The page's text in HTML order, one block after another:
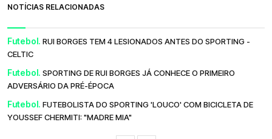
NOTÍCIAS RELACIONADAS
Futebol. RUI BORGES TEM 4 LESIONADOS ANTES DO SPORTING -
CELTIC
Futebol. SPORTING DE RUI BORGES JÁ CONHECE O PRIMEIRO
ADVERSÁRIO DA PRÉ-ÉPOCA
Futebol. FUTEBOLISTA DO SPORTING 'LOUCO' COM BICICLETA DE
YOUSSEF CHERMITI: "MADRE MIA"